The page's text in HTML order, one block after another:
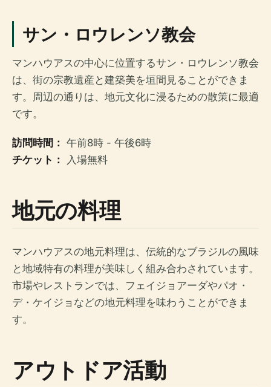
サン・ロウレンソ教会
マンハウアスの中心に位置するサン・ロウレンソ教会
は、街の宗教遺産と建築美を垣間見ることができま
す。周辺の通りは、地元文化に浸るための散策に最適
です。
訪問時間： 午前8時 - 午後6時
チケット：
入場無料
地元の料理
マンハウアスの地元料理は、伝統的なブラジルの風味
と地域特有の料理が美味しく組み合わされています。
市場やレストランでは、フェイジョアーダやパオ・
デ・ケイジョなどの地元料理を味わうことができま
す。
アウトドア活動